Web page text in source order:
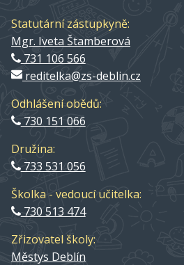
Statutární zástupkyně:
Mgr. Iveta Štamberová
731 106 566
reditelka@zs-deblin.cz
Odhlášení obědů:
730 151 066
Družina:
733 531 056
Školka - vedoucí učitelka:
730 513 474
Zřizovatel školy:
Městys Deblín